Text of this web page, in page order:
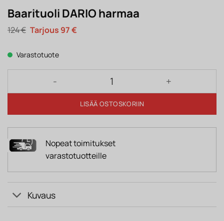
Baarituoli DARIO harmaa
124€ Alkuperäinen
hinta
124 €.
97€Nykyinen
Varastotuote
Baarituoli DARIO harmaa määrä
LISÄÄ OSTOSKORIIN
Nopeat toimitukset
varastotuotteille
Kuvaus